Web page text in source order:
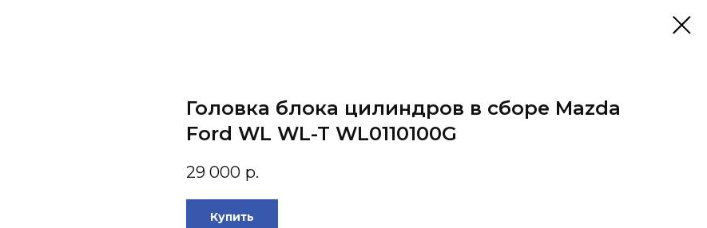
Головка блока цилиндров в сборе Mazda
Ford WL WL-T WL0110100G
29 000 р.
Купить